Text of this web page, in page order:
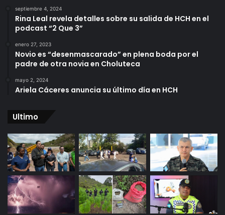
septiembre 4, 2024
Rina Leal revela detalles sobre su salida de HCH en el
podcast “2 Que 3”
enero 27, 2023
Novio es “desenmascarado” en plena boda por el
padre de otra novia en Choluteca
mayo 2, 2024
Ariela Cáceres anuncia su último día en HCH
Ultimo